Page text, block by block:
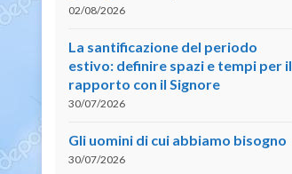
02/08/2026
La santificazione del periodo
estivo: definire spazi e tempi per il
rapporto con il Signore
30/07/2026
Gli uomini di cui abbiamo bisogno
30/07/2026